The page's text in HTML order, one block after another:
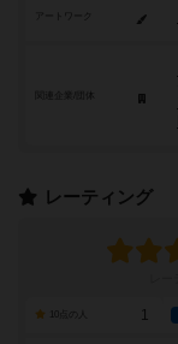
アートワーク
レーティング
1